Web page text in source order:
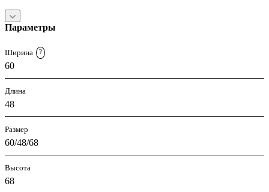
Параметры
Ширина ?
60
Длина
48
Размер
60/48/68
Высота
68